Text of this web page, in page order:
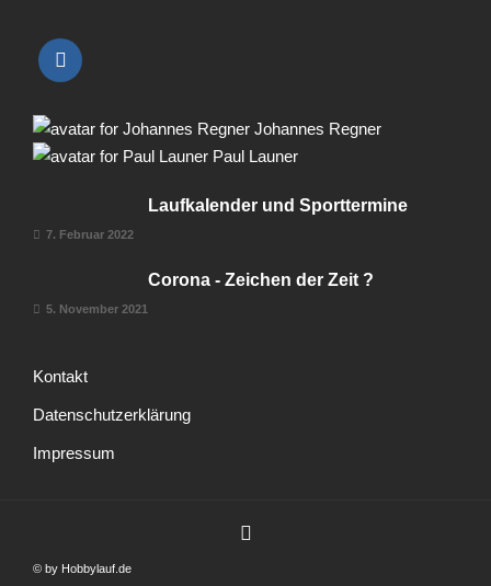
Johannes Regner
Paul Launer
Laufkalender und Sporttermine
7. Februar 2022
Corona - Zeichen der Zeit ?
5. November 2021
Kontakt
Datenschutzerklärung
Impressum
© by Hobbylauf.de